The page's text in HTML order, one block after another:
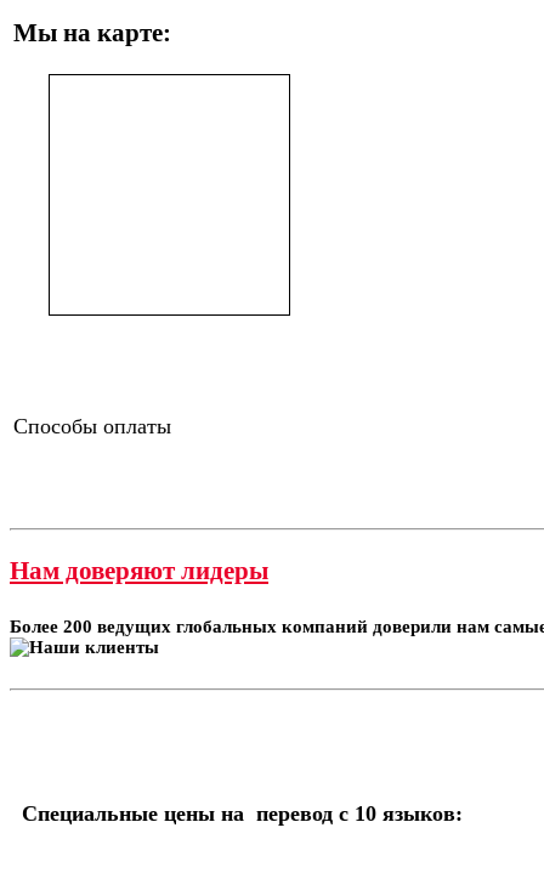
Мы на карте:
Способы оплаты
Нам доверяют лидеры
Более 200 ведущих глобальных компаний доверили нам
Специальные цены на перевод с 10 языков: